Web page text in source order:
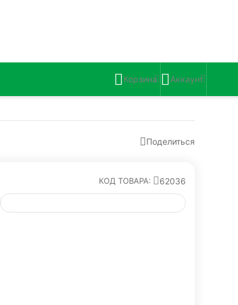
Корзина Аккаунт
Поделиться
КОД ТОВАРА: 62036